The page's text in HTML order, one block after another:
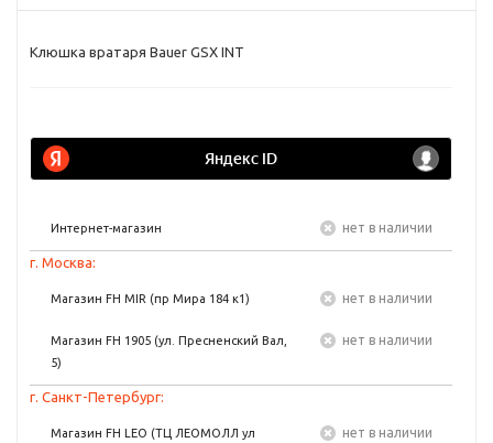
Клюшка вратаря Bauer GSX INT
Интернет-магазин Нет в наличии
г. Москва:
Магазин FH MIR (пр Мира 184 к1) Нет в наличии
Магазин FH 1905 (ул. Пресненский Вал,
5)
Нет в наличии
г. Санкт-Петербург:
Магазин FH LEO (ТЦ ЛЕОМОЛЛ ул
Нет в наличии